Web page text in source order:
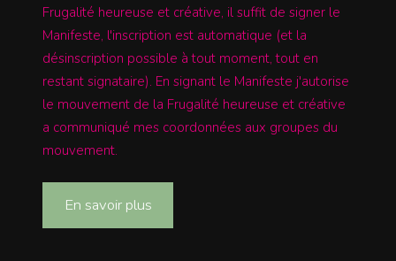
Frugalité heureuse et créative, il suffit de signer le
Manifeste, l'inscription est automatique (et la
désinscription possible à tout moment, tout en
restant signataire). En signant le Manifeste j'autorise
le mouvement de la Frugalité heureuse et créative
a communiqué mes coordonnées aux groupes du
mouvement.
En savoir plus